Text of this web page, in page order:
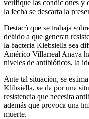
verifique las condiciones y
la fecha se descarta la
Destacó que se trabaja
debido a que generan
la bacteria Klebsiella sea
Américo Villarreal Anaya
niveles de antibióticos, la
Ante tal situación, se
Klibsiella, se da por una
resistencia que necesita
además que provoca una
muerte.